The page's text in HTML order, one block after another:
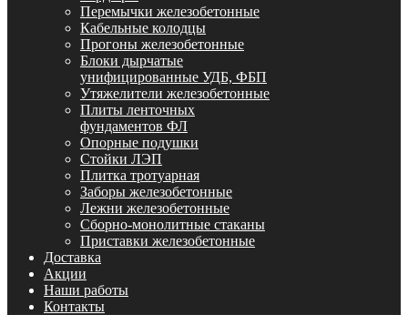
Перемычки железобетонные
Кабельные колодцы
Прогоны железобетонные
Блоки дырчатые
унифицированные УДБ, ФБП
Утяжелители железобетонные
Плиты ленточных
фундаментов ФЛ
Опорные подушки
Стойки ЛЭП
Плитка тротуарная
Заборы железобетонные
Лежни железобетонные
Сборно-монолитные стаканы
Приставки железобетонные
Доставка
Акции
Наши работы
Контакты